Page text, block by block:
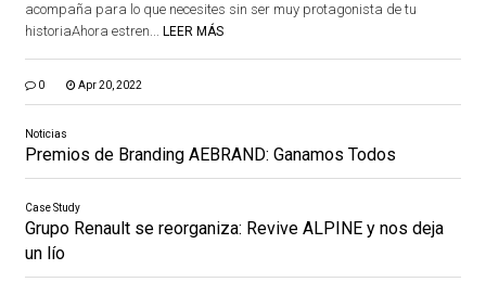
acompaña para lo que necesites sin ser muy protagonista de tu
historiaAhora estren... LEER MÁS
0 Apr 20, 2022
Noticias
Premios de Branding AEBRAND: Ganamos Todos
Case Study
Grupo Renault se reorganiza: Revive ALPINE y nos deja
un lío